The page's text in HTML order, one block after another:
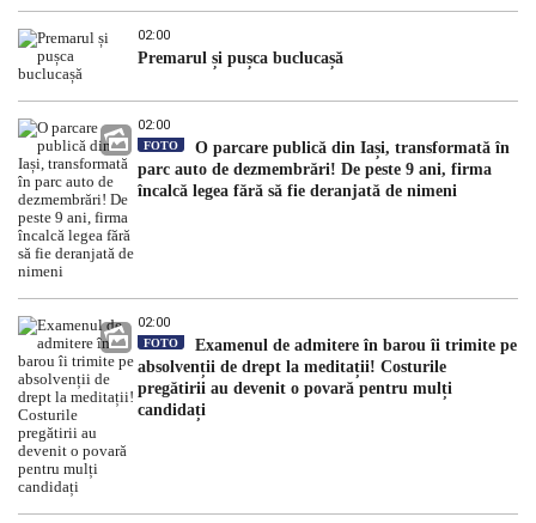
02:00
Premarul și pușca buclucașă
02:00
FOTO
O parcare publică din Iași, transformată în
parc auto de dezmembrări! De peste 9 ani, firma
încalcă legea fără să fie deranjată de nimeni
02:00
FOTO
Examenul de admitere în barou îi trimite pe
absolvenții de drept la meditații! Costurile
pregătirii au devenit o povară pentru mulți
candidați